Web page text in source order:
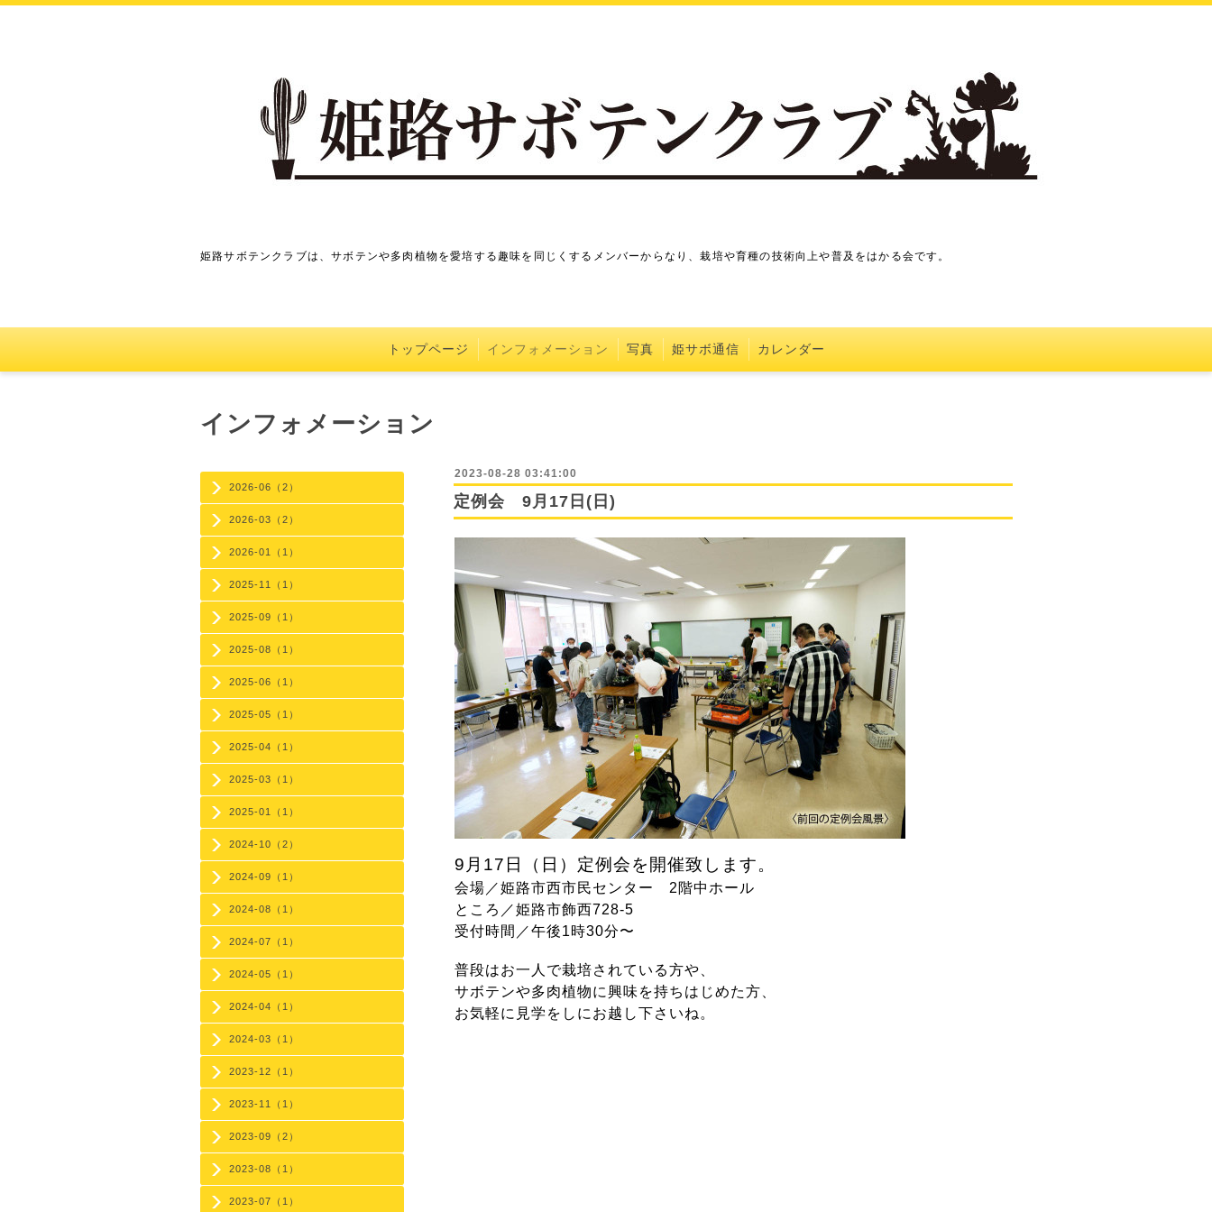
姫路サボテンクラブは、サボテンや多肉植物を愛培する趣味を同じくするメンバーからなり、栽培や育種の技術向上や普及をはかる会です。
トップページ インフォメーション 写真 姫サボ通信 カレンダー
2026-06（2）
2026-03（2）
2026-01（1）
2025-11（1）
2025-09（1）
2025-08（1）
2025-06（1）
2025-05（1）
2025-04（1）
2025-03（1）
2025-01（1）
2024-10（2）
2024-09（1）
2024-08（1）
2024-07（1）
2024-05（1）
2024-04（1）
2024-03（1）
2023-12（1）
2023-11（1）
2023-09（2）
2023-08（1）
2023-07（1）
インフォメーション
2023-08-28 03:41:00
定例会 9月17日(日)
9月17日（日）定例会を開催致します。
会場／姫路市西市民センター 2階中ホール
ところ／姫路市飾西728-5
受付時間／午後1時30分〜
普段はお一人で栽培されている方や、
サボテンや多肉植物に興味を持ちはじめた方、
お気軽に見学をしにお越し下さいね。